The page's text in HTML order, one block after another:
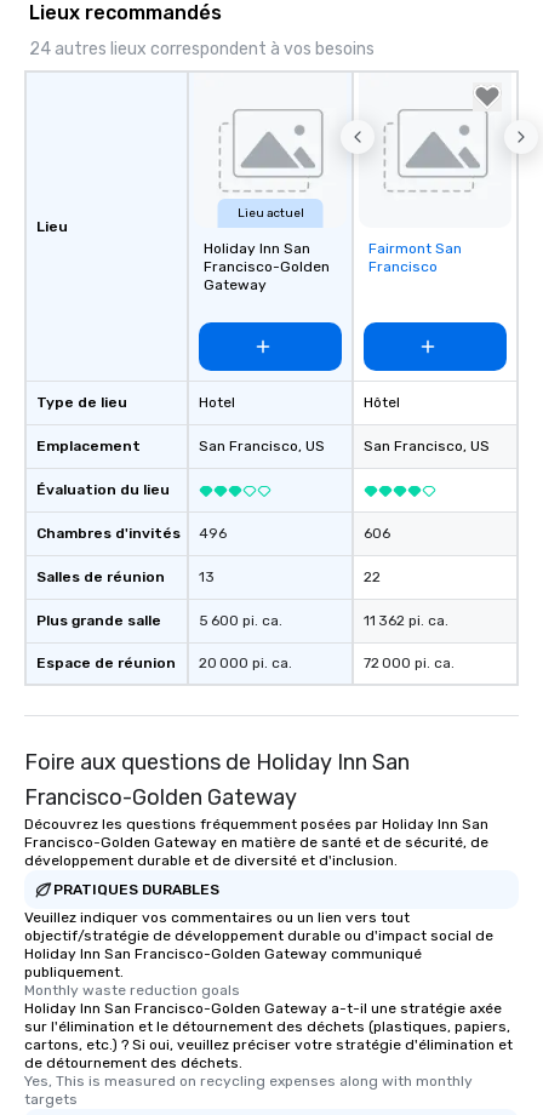
Lieux recommandés
24 autres lieux correspondent à vos besoins
Lieu
Type de lieu
Emplacement
Évaluation du lieu
Chambres d'invités
Salles de réunion
Plus grande salle
Espace de réunion
Lieu actuel
Holiday Inn San
Francisco-Golden
Gateway
Hotel
San Francisco, US
496
13
5 600 pi. ca.
20 000 pi. ca.
Removed from
favorites
Fairmont San
Francisco
Hôtel
San Francisco, US
606
22
11 362 pi. ca.
72 000 pi. ca.
Foire aux questions de Holiday Inn San
Francisco-Golden Gateway
Découvrez les questions fréquemment posées par Holiday Inn San
Francisco-Golden Gateway en matière de santé et de sécurité, de
développement durable et de diversité et d'inclusion.
PRATIQUES DURABLES
Veuillez indiquer vos commentaires ou un lien vers tout
objectif/stratégie de développement durable ou d'impact social de
Holiday Inn San Francisco-Golden Gateway communiqué
publiquement.
Monthly waste reduction goals
Holiday Inn San Francisco-Golden Gateway a-t-il une stratégie axée
sur l'élimination et le détournement des déchets (plastiques, papiers,
cartons, etc.) ? Si oui, veuillez préciser votre stratégie d'élimination et
de détournement des déchets.
Yes, This is measured on recycling expenses along with monthly
targets